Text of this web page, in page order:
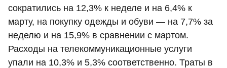
сократились на 12,3% к неделе и на 6,4% к
марту, на покупку одежды и обуви — на 7,7% за
неделю и на 15,9% в сравнении с мартом.
Расходы на телекоммуникационные услуги
упали на 10,3% и 5,3% соответственно. Траты в